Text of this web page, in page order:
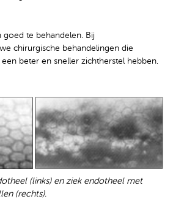
goed te behandelen. Bij
chirurgische behandelingen die
beter en sneller zichtherstel hebben.
(links) en ziek endotheel met
(rechts).